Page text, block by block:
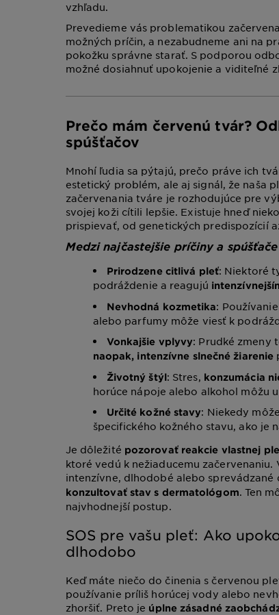
vzhľadu.
Prevedieme vás problematikou
možných príčin, a nezabudneme ani na
pokožku správne starať. S podporou
možné dosiahnuť upokojenie a viditeľné
Prečo mám červenú tvár?
spúšťačov
Mnohí ľudia sa pýtajú, prečo práve ich
estetický problém, ale aj signál, že naša
začervenania tváre je rozhodujúce pre
svojej koži cítili lepšie. Existuje hneď
prispievať, od genetických predispozícií
Medzi najčastejšie príčiny a
Prirodzene citlivá pleť: Niektoré
podráždenie a reagujú
Nevhodná kozmetika:
alebo parfumy môže viesť k
Vonkajšie vplyvy: Prudké zmeny
naopak, intenzívne slnečné žiarenie
Životný štýl: Stres, konzumácia
horúce nápoje alebo alkohol môžu
Určité kožné stavy: Niekedy
špecifického kožného stavu, ako je
Je dôležité pozorovať reakcie vlastnej
ktoré vedú k nežiaducemu
intenzívne, dlhodobé alebo
konzultovať stav s dermatológom. Ten
najvhodnejší postup.
SOS pre vašu pleť: Ako
dlhodobo
Keď máte niečo do činenia s červenou
používanie príliš horúcej vody alebo
zhoršiť. Preto je úplne zásadné